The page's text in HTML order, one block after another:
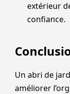
extérieur
confiance.
Un abri de
améliorer